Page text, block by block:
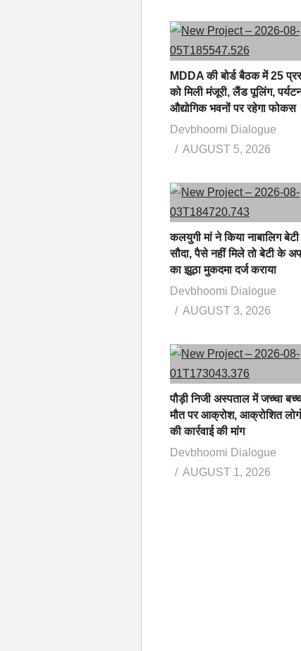
MDDA की बोर्ड बैठक में 25
को मिली मंजूरी, लैंड पूलिंग,
औद्योगिक भवनों पर रहेगा फोकस
Devbhoomi Dialogue
AUGUST 5, 2026
कलयुगी मां ने किया नाबालिग
सौदा, पैसे नहीं मिले तो बेटी के
का झूठा मुकदमा दर्ज कराया
Devbhoomi Dialogue
AUGUST 3, 2026
पौड़ी निजी अस्पताल में जच्चा
मौत पर आक्रोश, आक्रोशित
की कार्रवाई की मांग
Devbhoomi Dialogue
AUGUST 1, 2026